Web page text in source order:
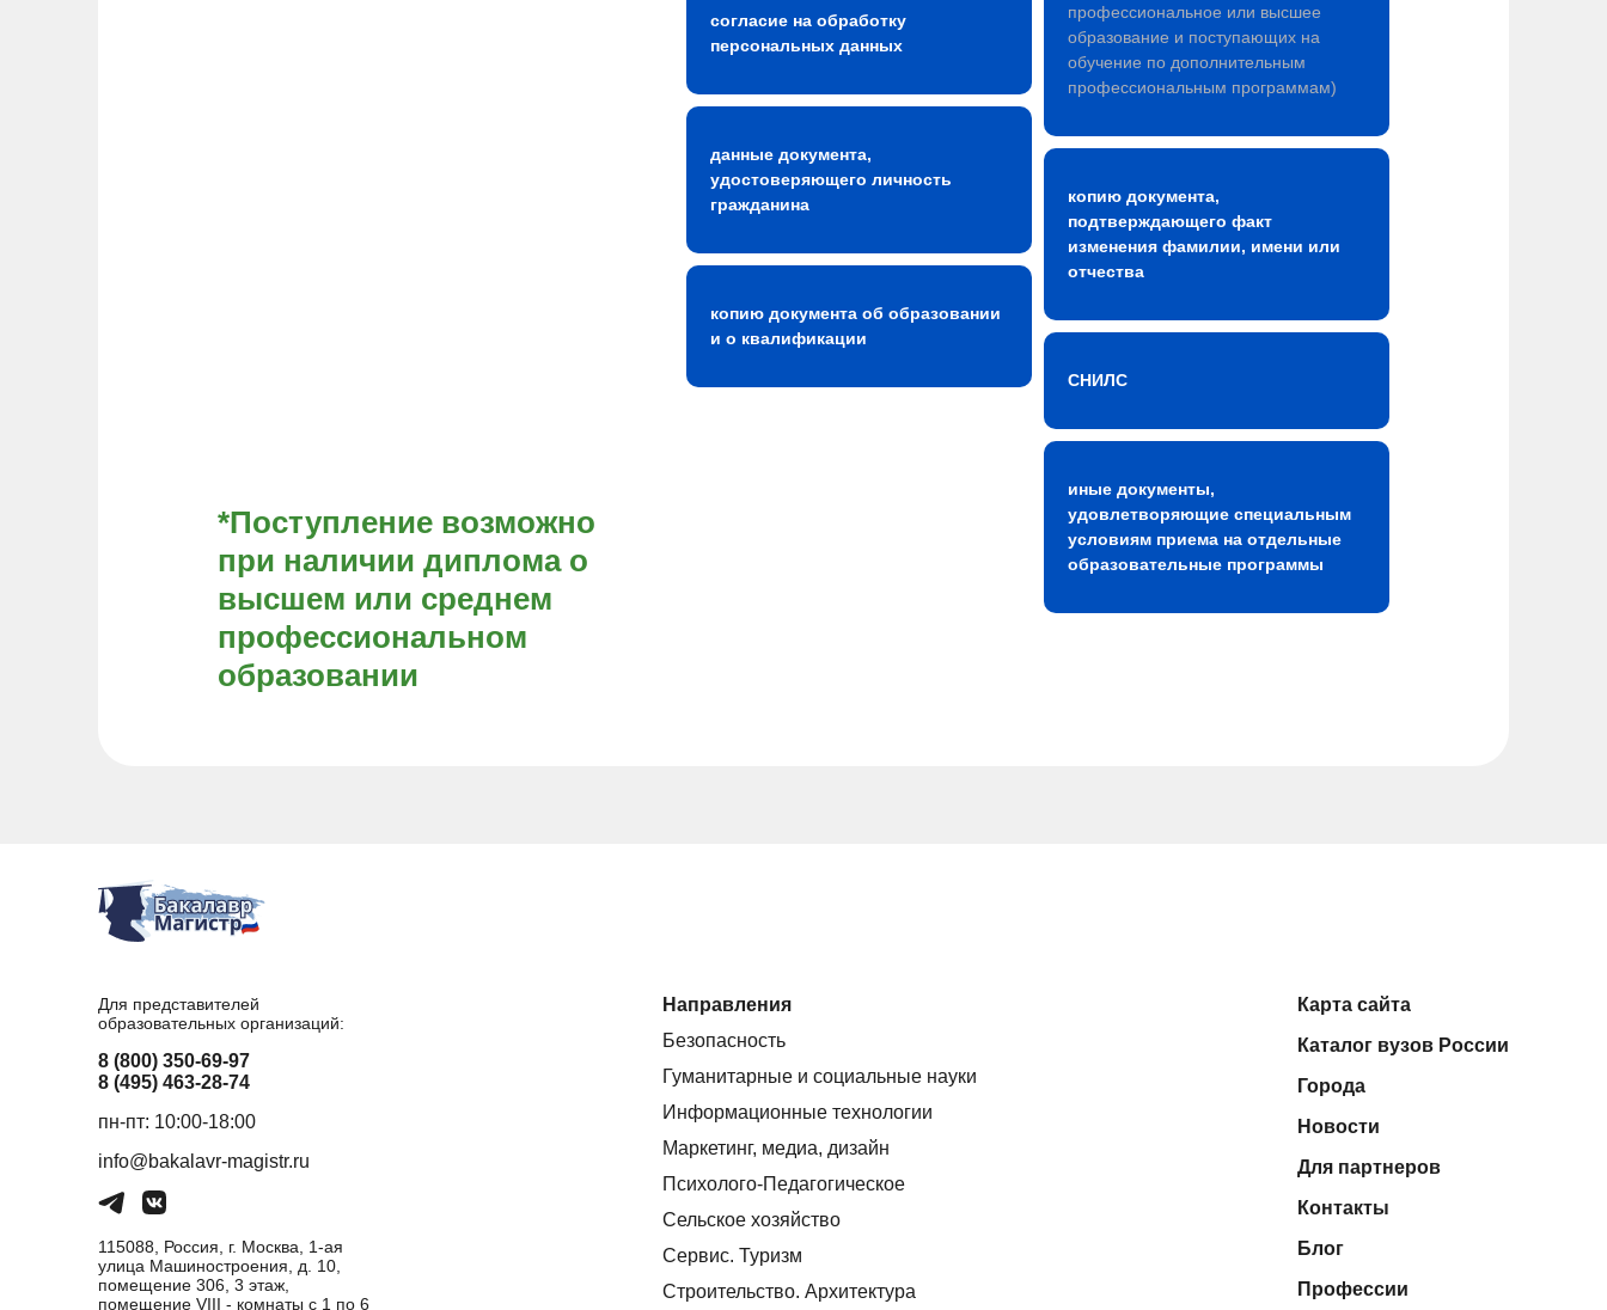
*Поступление возможно
при наличии диплома о
высшем или среднем
профессиональном
образовании
согласие на обработку
персональных данных
данные документа,
удостоверяющего личность
гражданина
копию документа об образовании
и о квалификации
профессиональное или высшее
образование и поступающих на
обучение по дополнительным
профессиональным программам)
копию документа,
подтверждающего факт
изменения фамилии, имени или
отчества
СНИЛС
иные документы,
удовлетворяющие специальным
условиям приема на отдельные
образовательные программы
Для представителей
образовательных организаций:
8 (800) 350-69-97
8 (495) 463-28-74
пн-пт: 10:00-18:00
info@bakalavr-magistr.ru
115088, Россия, г. Москва, 1-ая
улица Машиностроения, д. 10,
помещение 306, 3 этаж,
помещение VIII - комнаты с 1 по 6
Направления
Безопасность
Гуманитарные и социальные науки
Информационные технологии
Маркетинг, медиа, дизайн
Психолого-Педагогическое
Сельское хозяйство
Сервис. Туризм
Строительство. Архитектура
Карта сайта
Каталог вузов России
Города
Новости
Для партнеров
Контакты
Блог
Профессии